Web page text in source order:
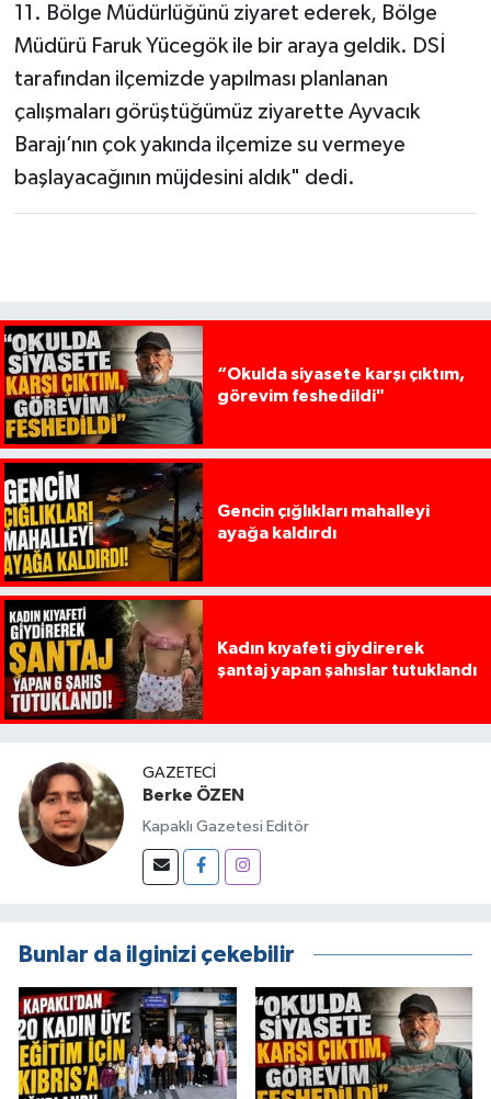
11. Bölge Müdürlüğünü ziyaret ederek, Bölge
Müdürü Faruk Yücegök ile bir araya geldik. DSİ
tarafından ilçemizde yapılması planlanan
çalışmaları görüştüğümüz ziyarette Ayvacık
Barajı’nın çok yakında ilçemize su vermeye
başlayacağının müjdesini aldık" dedi.
“Okulda siyasete karşı çıktım,
görevim feshedildi"
Gencin çığlıkları mahalleyi
ayağa kaldırdı
Kadın kıyafeti giydirerek
şantaj yapan şahıslar tutuklandı
GAZETECI
Berke ÖZEN
Kapaklı Gazetesi Editör
Bunlar da ilginizi çekebilir